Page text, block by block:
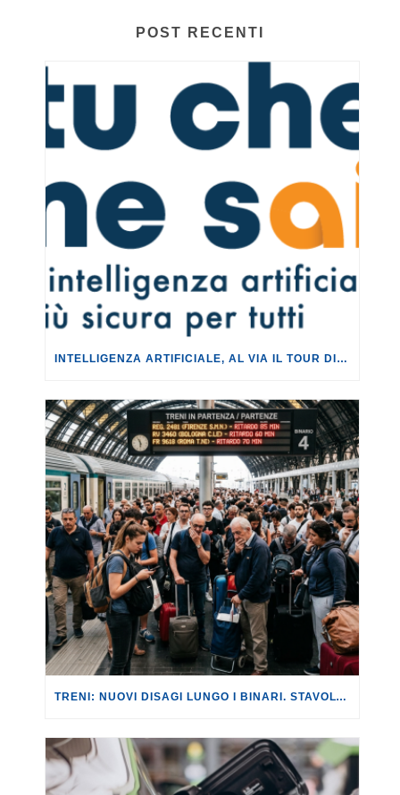
POST RECENTI
INTELLIGENZA ARTIFICIALE, AL VIA IL TOUR DI EVENTI DEL PROGETTO TU CHE NE SAI?
TRENI: NUOVI DISAGI LUNGO I BINARI. STAVOLTA SULLA LINEA AV ROMA-NAPOLI, CON RITARDI FINO A 180 MINUTI.